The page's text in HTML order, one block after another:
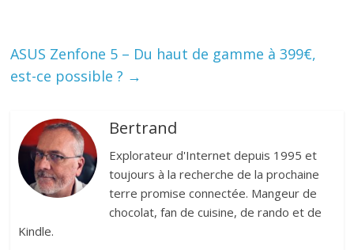
ASUS Zenfone 5 – Du haut de gamme à 399€,
est-ce possible ? →
Bertrand
Explorateur d'Internet depuis 1995 et
toujours à la recherche de la prochaine
terre promise connectée. Mangeur de
chocolat, fan de cuisine, de rando et de
Kindle.